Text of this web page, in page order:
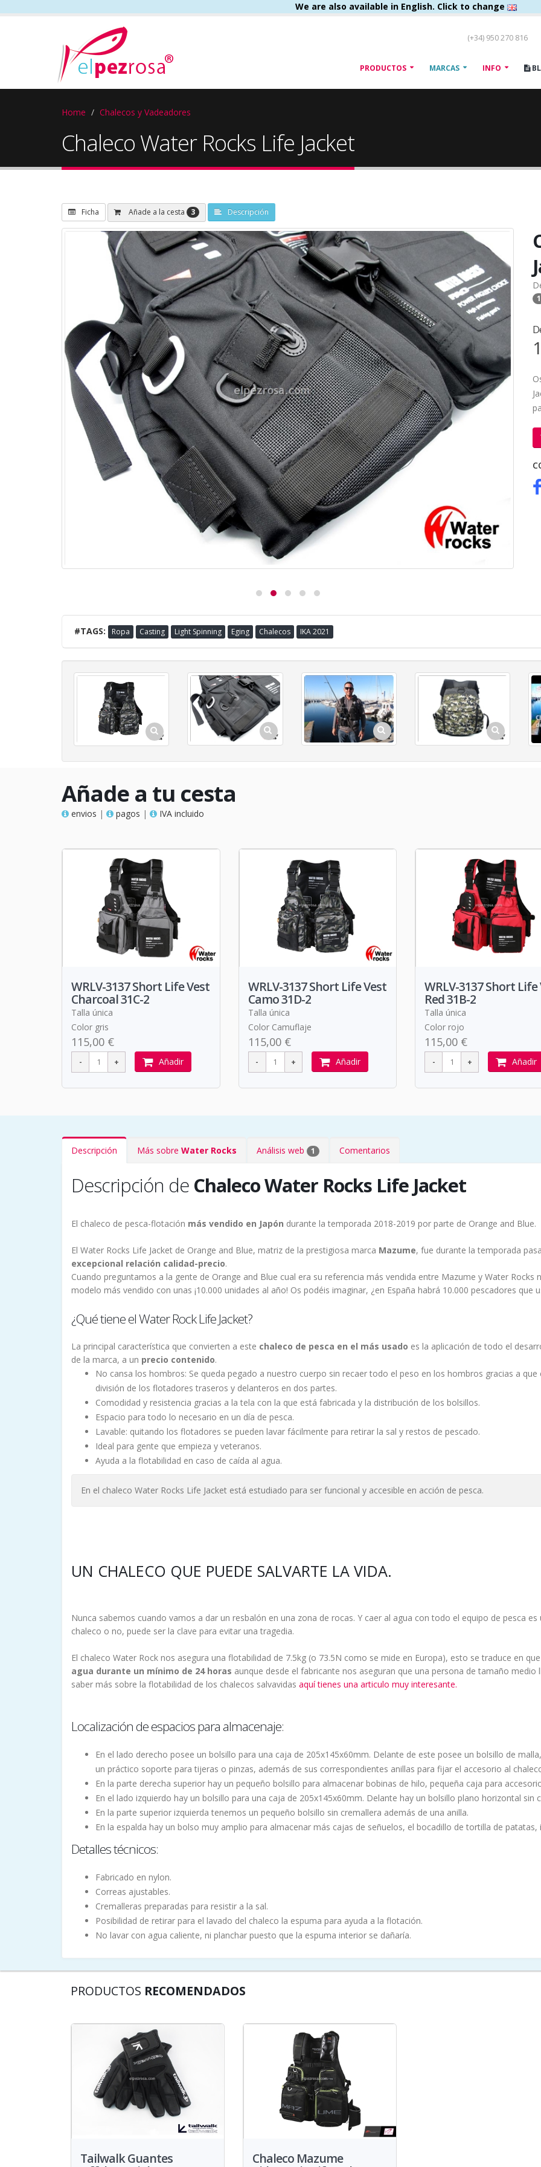
We are also available in English. Click to change
(+34) 950 270 816
PRODUCTOS MARCAS INFO
Home Chalecos y Vadeadores
Chaleco Water Rocks Life Jacket
Ficha Añade a la cesta 3 Descripción
1
#TAGS: Ropa Casting Light Spinning Eging Chalecos IKA 2021
Añade a tu cesta
envios | pagos | IVA incluido
WRLV-3137 Short Life Vest
Charcoal 31C-2
Talla única
Color gris
115,00 €
Añadir
WRLV-3137 Short Life Vest
Camo 31D-2
Talla única
Color Camuflaje
115,00 €
Añadir
WRLV-3137 Short Life
Red 31B-2
Talla única
Color rojo
115,00 €
Añadir
Descripción Más sobre Water Rocks Análisis web 1 Comentarios
Descripción de Chaleco Water Rocks Life Jacket
El chaleco de pesca-flotación más vendido en Japón durante la temporada 2018-2019 por parte de Orange and Blue.
El Water Rocks Life Jacket de Orange and Blue, matriz de la prestigiosa marca Mazume, fue durante la temporada
excepcional relación calidad-precio.
Cuando preguntamos a la gente de Orange and Blue cual era su referencia más vendida entre Mazume y Water Rocks
modelo más vendido con unas ¡10.000 unidades al año! Os podéis imaginar, ¿en España habrá 10.000 pescadores que
¿Qué tiene el Water Rock Life Jacket?
La principal característica que convierten a este chaleco de pesca en el más usado es la aplicación de todo el
de la marca, a un precio contenido.
No cansa los hombros: Se queda pegado a nuestro cuerpo sin recaer todo el peso en los hombros gracias a
división de los flotadores traseros y delanteros en dos partes.
Comodidad y resistencia gracias a la tela con la que está fabricada y la distribución de los bolsillos.
Espacio para todo lo necesario en un día de pesca.
Lavable: quitando los flotadores se pueden lavar fácilmente para retirar la sal y restos de pescado.
Ideal para gente que empieza y veteranos.
Ayuda a la flotabilidad en caso de caída al agua.
En el chaleco Water Rocks Life Jacket está estudiado para ser funcional y accesible en acción de pesca.
UN CHALECO QUE PUEDE SALVARTE LA VIDA.
Nunca sabemos cuando vamos a dar un resbalón en una zona de rocas. Y caer al agua con todo el equipo de pesca
chaleco o no, puede ser la clave para evitar una tragedia.
El chaleco Water Rock nos asegura una flotabilidad de 7.5kg (o 73.5N como se mide en Europa), esto se traduce en
agua durante un mínimo de 24 horas aunque desde el fabricante nos aseguran que una persona de tamaño
saber más sobre la flotabilidad de los chalecos salvavidas aquí tienes una articulo muy interesante.
Localización de espacios para almacenaje:
En el lado derecho posee un bolsillo para una caja de 205x145x60mm. Delante de este posee un bolsillo de
un práctico soporte para tijeras o pinzas, además de sus correspondientes anillas para fijar el accesorio al
En la parte derecha superior hay un pequeño bolsillo para almacenar bobinas de hilo, pequeña caja para
En el lado izquierdo hay un bolsillo para una caja de 205x145x60mm. Delante hay un bolsillo plano horizontal sin
En la parte superior izquierda tenemos un pequeño bolsillo sin cremallera además de una anilla.
En la espalda hay un bolso muy amplio para almacenar más cajas de señuelos, el bocadillo de tortilla de patatas,
Detalles técnicos:
Fabricado en nylon.
Correas ajustables.
Cremalleras preparadas para resistir a la sal.
Posibilidad de retirar para el lavado del chaleco la espuma para ayuda a la flotación.
No lavar con agua caliente, ni planchar puesto que la espuma interior se dañaría.
PRODUCTOS RECOMENDADOS
Tailwalk Guantes Chaleco Mazume